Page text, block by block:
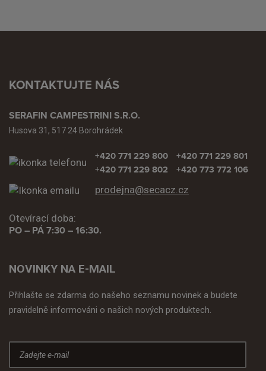
KONTAKTUJTE NÁS
SERAFIN CAMPESTRINI S.R.O.
Husova 31, 517 24 Borohrádek
+420 771 229 800
+420 771 229 802
+420 771 229 801
+420 773 772 106
prodejna@secacz.cz
Otevírací doba:
PO – PÁ 7:30 – 16:30.
NOVINKY NA E-MAIL
Přihlašte se zdarma do našeho seznamu novinek a budete
pravidelně informováni o našich nových produktech.